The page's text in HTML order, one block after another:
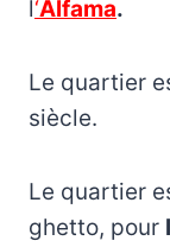
l‘Alfama.
Le quartier
siècle.
Le quartier
ghetto, pour